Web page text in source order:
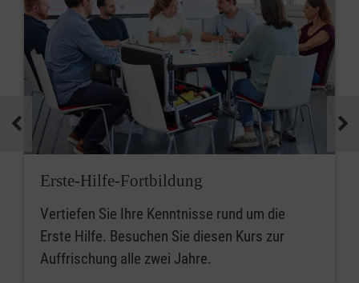
Erste-Hilfe-Fortbildung
Vertiefen Sie Ihre Kenntnisse rund um die
Erste Hilfe. Besuchen Sie diesen Kurs zur
Auffrischung alle zwei Jahre.